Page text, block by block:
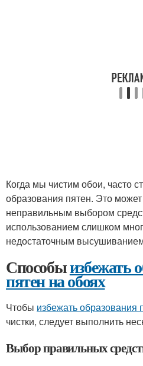
Когда мы чистим обои, часто
образования пятен. Это
неправильным выбором
использованием слишком
недостаточным
Способыизбежать
пятен на обоях
Чтобы избежать образования
чистки, следует выполнить
Выбор правильных